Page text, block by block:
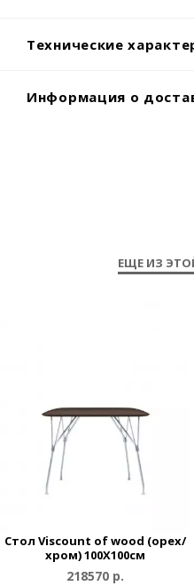
Технические
Информация о
ЕЩЕ ИЗ
Стол Viscount of wood (орех/
хром) 100X100см
218570 р.